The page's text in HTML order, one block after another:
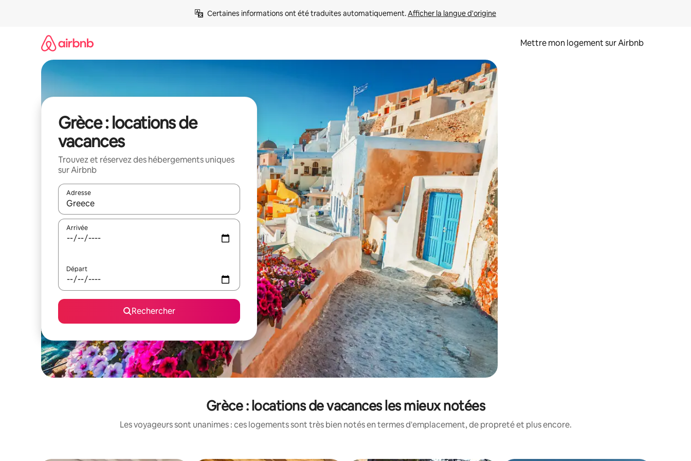
Certaines informations ont été traduites automatiquement. Afficher la langue d'origine
Mettre mon logement sur Airbnb
Grèce : locations de
vacances
Trouvez et réservez des hébergements uniques
sur Airbnb
Adresse
Lorsque les résultats s'affichent, utilisez les flèches vers le haut et vers le bas pour les parcourir ou en appuyant et en faisant glisser.
Arrivée
Départ
Rechercher
Grèce : locations de vacances les mieux notées
Les voyageurs sont unanimes : ces logements sont très bien notés en termes d'emplacement, de propreté et plus encore.